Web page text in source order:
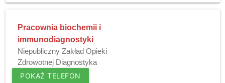
Pracownia biochemii i
immunodiagnostyki
Niepubliczny Zakład Opieki
Zdrowotnej Diagnostyka
POKAŻ TELEFON